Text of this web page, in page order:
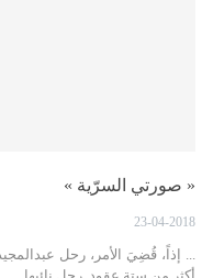
« صورتي السرّية »
23-04-2018
... إذاً، قُضِيَ الأمر، رحل